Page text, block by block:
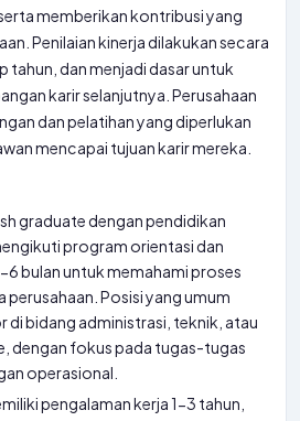
memberikan kontribusi yang
Penilaian kinerja dilakukan secara
tahun, dan menjadi dasar untuk
karir selanjutnya. Perusahaan
dan pelatihan yang diperlukan
mencapai tujuan karir mereka.
graduate dengan pendidikan
program orientasi dan
6 bulan untuk memahami proses
perusahaan. Posisi yang umum
di bidang administrasi, teknik, atau
dengan fokus pada tugas-tugas
operasional.
pengalaman kerja 1-3 tahun,